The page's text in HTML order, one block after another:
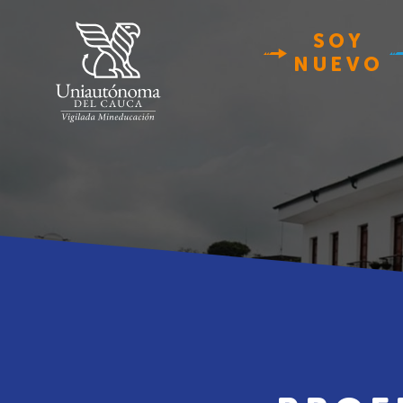
SOY
NUEVO